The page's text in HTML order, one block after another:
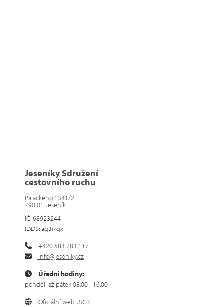
Jeseníky Sdružení
cestovního ruchu
Palackého 1341/2
790 01 Jeseník
IČ: 68923244
IDDS: aq3ikqx
+420 583 283 117
info@jeseniky.cz
Úřední hodiny:
pondělí až pátek 08:00 - 16:00
Oficiální web JSCR